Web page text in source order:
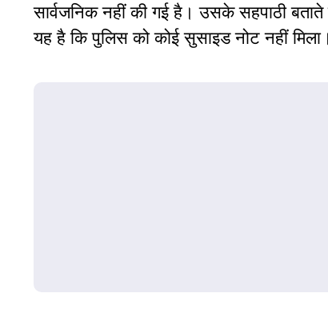
सार्वजनिक नहीं की गई है। उसके सहपाठी
यह है कि पुलिस को कोई सुसाइड नोट नहीं मिला।